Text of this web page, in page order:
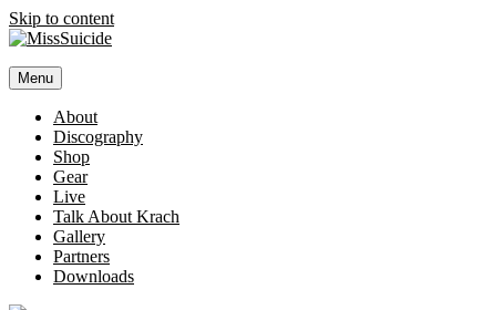
Skip to content
MissSuicide
Official Website
Menu
About
Discography
Shop
Gear
Live
Talk About Krach
Gallery
Partners
Downloads